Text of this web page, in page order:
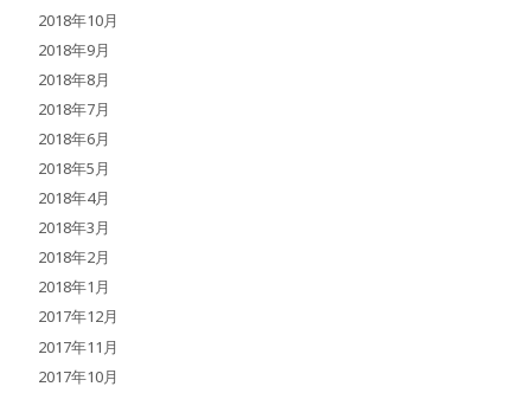
2018年10月
2018年9月
2018年8月
2018年7月
2018年6月
2018年5月
2018年4月
2018年3月
2018年2月
2018年1月
2017年12月
2017年11月
2017年10月